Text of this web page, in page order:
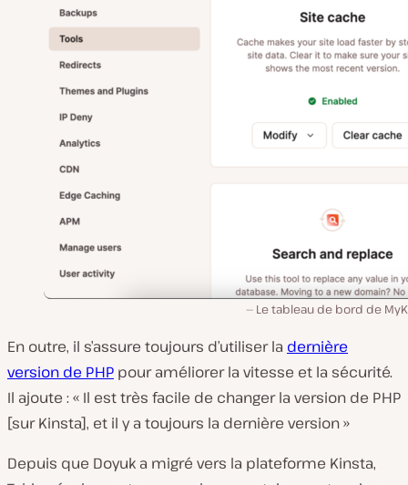
Le tableau de bord de
En outre, il s’assure toujours d’utiliser la dernière
version de PHP pour améliorer la vitesse et la sécurité.
Il ajoute : « Il est très facile de changer la version de PHP
[sur Kinsta], et il y a toujours la dernière version »
Depuis que Doyuk a migré vers la plateforme Kinsta,